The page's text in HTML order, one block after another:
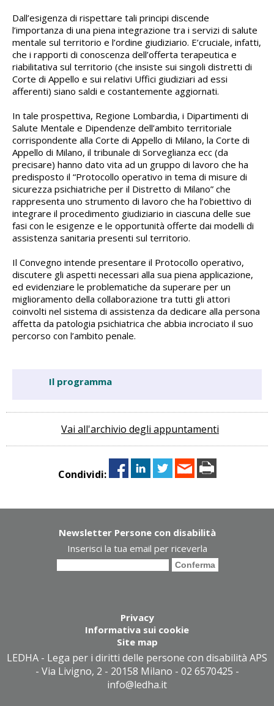
Dall’esigenza di rispettare tali principi discende
l’importanza di una piena integrazione tra i servizi di salute
mentale sul territorio e l’ordine giudiziario. E’cruciale, infatti,
che i rapporti di conoscenza dell’offerta terapeutica e
riabilitativa sul territorio (che insiste sui singoli distretti di
Corte di Appello e sui relativi Uffici giudiziari ad essi
afferenti) siano saldi e costantemente aggiornati.
In tale prospettiva, Regione Lombardia, i Dipartimenti di
Salute Mentale e Dipendenze dell’ambito territoriale
corrispondente alla Corte di Appello di Milano, la Corte di
Appello di Milano, il tribunale di Sorveglianza ecc (da
precisare) hanno dato vita ad un gruppo di lavoro che ha
predisposto il “Protocollo operativo in tema di misure di
sicurezza psichiatriche per il Distretto di Milano” che
rappresenta uno strumento di lavoro che ha l’obiettivo di
integrare il procedimento giudiziario in ciascuna delle sue
fasi con le esigenze e le opportunità offerte dai modelli di
assistenza sanitaria presenti sul territorio.
Il Convegno intende presentare il Protocollo operativo,
discutere gli aspetti necessari alla sua piena applicazione,
ed evidenziare le problematiche da superare per un
miglioramento della collaborazione tra tutti gli attori
coinvolti nel sistema di assistenza da dedicare alla persona
affetta da patologia psichiatrica che abbia incrociato il suo
percorso con l’ambito penale.
Il programma
Vai all'archivio degli appuntamenti
Condividi:
Newsletter Persone con disabilità
Inserisci la tua email per riceverla
Privacy
Informativa sui cookie
Site map
LEDHA - Lega per i diritti delle persone con disabilità APS
- Via Livigno, 2 - 20158 Milano - 02 6570425 -
info@ledha.it